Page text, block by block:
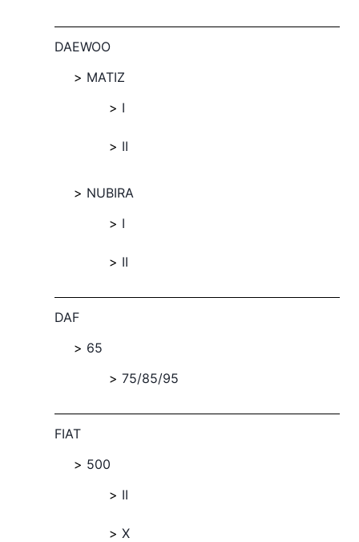
DAEWOO
MATIZ
I
II
NUBIRA
I
II
DAF
65
75/85/95
FIAT
500
II
X